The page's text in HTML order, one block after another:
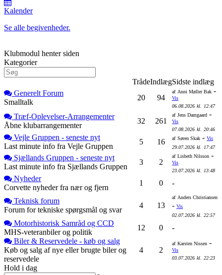
Kalender
Se alle begivenheder.
Klubmodul henter siden
Kategorier
TrådeIndlægSidste indlæg
Generelt Forum
Smalltalk
20 94
af Anni Møller Bak -
Vis
06.08.2026 kl. 12:47
Træf-Oplevelser-Arrangementer
Åbne klubarrangementer
32 261
af Jens Damgaard -
Vis
07.08.2026 kl. 20:46
Vejle Gruppen - seneste nyt
Last minute info fra Vejle Gruppen
5 16 af Søren Skak - Vis
29.07.2026 kl. 17:47
Sjællands Gruppen - seneste nyt
Last minute info fra Sjællands Gruppen
3 2
af Lisbeth Nilsson -
Vis
23.07.2026 kl. 13:48
Nyheder
Corvette nyheder fra nær og fjern
1 0 -
Teknisk forum
Forum for tekniske spørgsmål og svar
4 13
af Anders Christiansen
- Vis
02.07.2026 kl. 22:57
Motorhistorisk Samråd og CCD
MHS-veteranbiler og politik
12 0
-
Biler & Reservedele - køb og salg
Køb og salg af nye eller brugte biler og
reservedele
4 2
af Karsten Nissen -
Vis
03.07.2026 kl. 22:23
Hold i dag